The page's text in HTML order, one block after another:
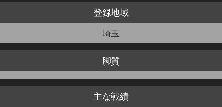
登録地域
埼玉
脚質
主な戦績